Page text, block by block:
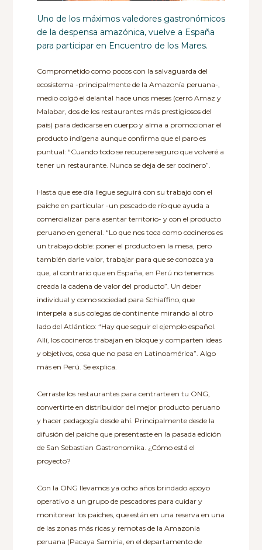
Uno de los máximos valedores gastronómicos
de la despensa amazónica, vuelve a España
para participar en Encuentro de los Mares.
Comprometido como pocos con la salvaguarda del
ecosistema -principalmente de la Amazonía peruana-,
medio colgó el delantal hace unos meses (cerró Amaz y
Malabar, dos de los restaurantes más prestigiosos del
país) para dedicarse en cuerpo y alma a promocionar el
producto indígena aunque confirma que el paro es
puntual: “Cuando todo se recupere seguro que volveré a
tener un restaurante. Nunca se deja de ser cocinero”.
Hasta que ese día llegue seguirá con su trabajo con el
paiche en particular -un pescado de río que ayuda a
comercializar para asentar territorio- y con el producto
peruano en general. “Lo que nos toca como cocineros es
un trabajo doble: poner el producto en la mesa, pero
también darle valor, trabajar para que se conozca ya
que, al contrario que en España, en Perú no tenemos
creada la cadena de valor del producto”. Un deber
individual y como sociedad para Schiaffino, que
interpela a sus colegas de continente mirando al otro
lado del Atlántico: “Hay que seguir el ejemplo español.
Allí, los cocineros trabajan en bloque y comparten ideas
y objetivos, cosa que no pasa en Latinoamérica”. Algo
más en Perú. Se explica.
Cerraste los restaurantes para centrarte en tu ONG,
convertirte en distribuidor del mejor producto peruano
y hacer pedagogía desde ahí. Principalmente desde la
difusión del paiche que presentaste en la pasada edición
de San Sebastian Gastronomika. ¿Cómo está el
proyecto?
Con la ONG llevamos ya ocho años brindado apoyo
operativo a un grupo de pescadores para cuidar y
monitorear los paiches, que están en una reserva en una
de las zonas más ricas y remotas de la Amazonia
peruana (Pacaya Samiria, en el departamento de